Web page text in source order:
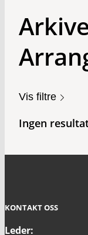
Vis filtre
Ingen
KONTAKT OSS
Leder: